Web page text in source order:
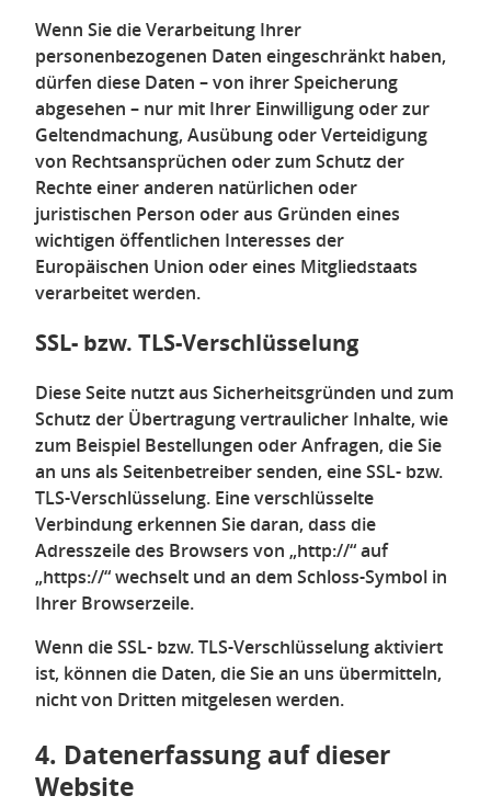
Wenn Sie die Verarbeitung Ihrer
personenbezogenen Daten eingeschränkt haben,
dürfen diese Daten – von ihrer Speicherung
abgesehen – nur mit Ihrer Einwilligung oder zur
Geltendmachung, Ausübung oder Verteidigung
von Rechtsansprüchen oder zum Schutz der
Rechte einer anderen natürlichen oder
juristischen Person oder aus Gründen eines
wichtigen öffentlichen Interesses der
Europäischen Union oder eines Mitgliedstaats
verarbeitet werden.
SSL- bzw. TLS-Verschlüsselung
Diese Seite nutzt aus Sicherheitsgründen und zum
Schutz der Übertragung vertraulicher Inhalte, wie
zum Beispiel Bestellungen oder Anfragen, die Sie
an uns als Seitenbetreiber senden, eine SSL- bzw.
TLS-Verschlüsselung. Eine verschlüsselte
Verbindung erkennen Sie daran, dass die
Adresszeile des Browsers von „http://“ auf
„https://“ wechselt und an dem Schloss-Symbol in
Ihrer Browserzeile.
Wenn die SSL- bzw. TLS-Verschlüsselung aktiviert
ist, können die Daten, die Sie an uns übermitteln,
nicht von Dritten mitgelesen werden.
4. Datenerfassung auf dieser
Website